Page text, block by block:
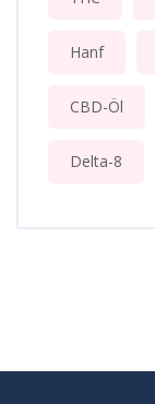
Hanf
CBD-Öl
Delta-8